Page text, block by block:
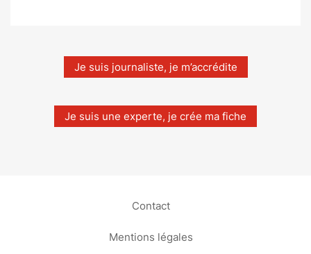
Je suis journaliste, je m’accrédite
Je suis une experte, je crée ma fiche
Contact
Mentions légales